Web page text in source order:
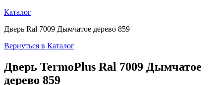
Каталог
Дверь Ral 7009 Дымчатое дерево 859
Вернуться в Каталог
Дверь TermoPlus Ral 7009 Дымчатое
дерево 859